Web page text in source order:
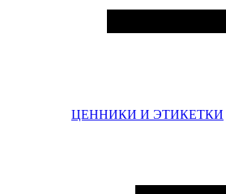
ЦЕННИКИ И ЭТИКЕТКИ